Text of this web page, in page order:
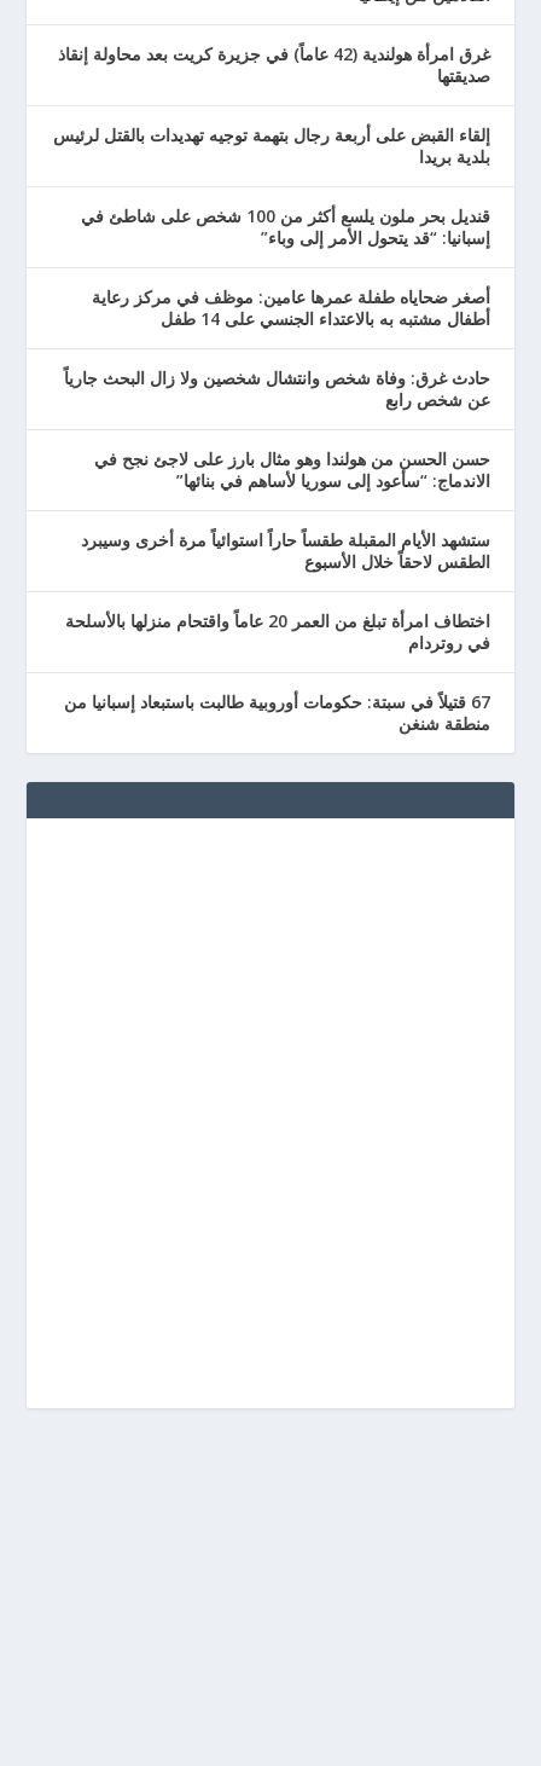
غرق امرأة هولندية (42 عاماً) في جزيرة كريت بعد محاولة إنقاذ
صديقتها
إلقاء القبض على أربعة رجال بتهمة توجيه تهديدات بالقتل لرئيس
بلدية بريدا
قنديل بحر ملون يلسع أكثر من 100 شخص على شاطئ في
إسبانيا: “قد يتحول الأمر إلى وباء”
أصغر ضحاياه طفلة عمرها عامين: موظف في مركز رعاية
أطفال مشتبه به بالاعتداء الجنسي على 14 طفل
حادث غرق: وفاة شخص وانتشال شخصين ولا زال البحث جارياً
عن شخص رابع
حسن الحسن من هولندا وهو مثال بارز على لاجئ نجح في
الاندماج: “سأعود إلى سوريا لأساهم في بنائها”
ستشهد الأيام المقبلة طقساً حاراً استوائياً مرة أخرى وسيبرد
الطقس لاحقاً خلال الأسبوع
اختطاف امرأة تبلغ من العمر 20 عاماً واقتحام منزلها بالأسلحة
في روتردام
67 قتيلاً في سبتة: حكومات أوروبية طالبت باستبعاد إسبانيا من
منطقة شنغن